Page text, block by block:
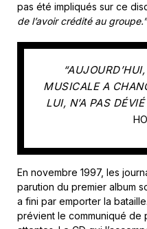
pas été impliqués sur ce
de l’avoir crédité au groupe.”
MUSICALE A
LUI, N’A PAS
En novembre 1997, les
parution du premier album
a fini par emporter la bataille.
prévient le communiqué de